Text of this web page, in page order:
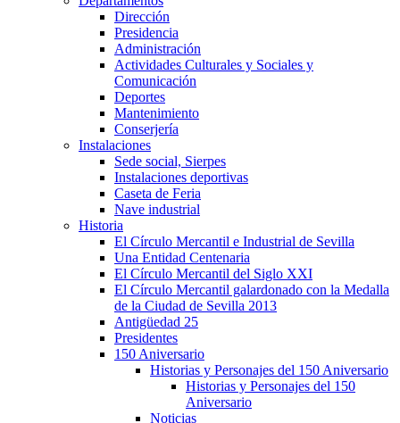
Dirección
Presidencia
Administración
Actividades Culturales y Sociales y
Comunicación
Deportes
Mantenimiento
Conserjería
Instalaciones
Sede social, Sierpes
Instalaciones deportivas
Caseta de Feria
Nave industrial
Historia
El Círculo Mercantil e Industrial de Sevilla
Una Entidad Centenaria
El Círculo Mercantil del Siglo XXI
El Círculo Mercantil galardonado con la Medalla
de la Ciudad de Sevilla 2013
Antigüedad 25
Presidentes
150 Aniversario
Historias y Personajes del 150 Aniversario
Historias y Personajes del 150
Aniversario
Noticias